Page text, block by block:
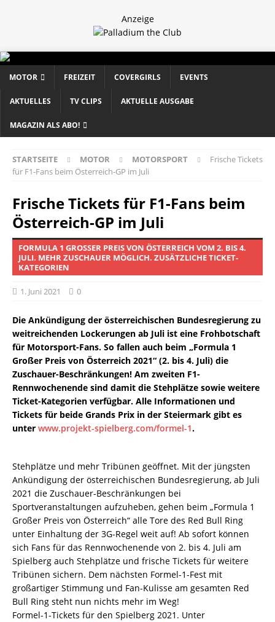
Anzeige
MOTOR FREIZEIT COVERGIRLS EVENTS
AKTUELLES TV CLIPS AKTUELLE AUSGABE
MAGAZIN ALS ABO!
STARTSEITE MOTOR MOTORSPORT
Frische Tickets
für F1-Fans beim Österreich-GP im Juli
Frische Tickets für F1-Fans beim
Österreich-GP im Juli
FORMULA 1 GROSSER PREIS VON ÖSTERREICH VOM 2. BIS 4. J
ULI. MEHR ZUSCHAUER MÖGLICH. ZUSÄTZLICHE TICKET-K
ATEGORIEN
1. Juni 2021 0
Die Ankündigung der österreichischen Bundesregierung zu
weitreichenden Lockerungen ab Juli ist eine Frohbotschaft
für Motorsport-Fans. So fallen auch beim „Formula 1
Großer Preis von Österreich 2021“ (2. bis 4. Juli) die
Zuschauer-Beschränkungen! Am zweiten F1-
Rennwochenende sind damit die Stehplätze sowie weitere
Ticket-Kategorien verfügbar. Alle Informationen und
Tickets für beide Grands Prix in der Steiermark gibt es
unter www.projekt-spielberg.com/formel-1.
Stehplätze und mehr Tribünen geöffnet. Mit der jüngsten
Ankündigung der österreichischen Bundesregierung, ab Juli
2021 die Zuschauer-Beschränkungen bei
Sportveranstaltungen aufzuheben, gehen beim „Formula 1
Großer Preis von Österreich“ alle Tore des Red Bull Ring
unter Einhaltung der 3G-Regel weit auf! Ab sofort können
sich Fans für das Rennwochenende von 2. bis 4. Juli am
Spielberg auch Stehplätze und frische Tickets für weitere
Tribünen sichern. Dem nächsten Formel-1-Fest mit
großartiger Stimmung und Fan-Kulisse am gesamten Red
Bull Ring steht nun nichts mehr im Weg!
Formel-1-Tickets für den Spielberg 2021. Unter